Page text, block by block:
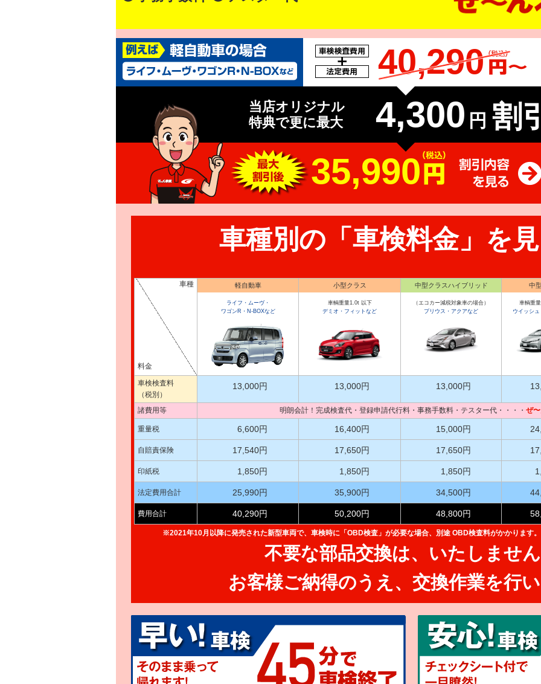
40,290
当店オリジナル
特典で更に最大
4,300 円 割
35,990
車種別の「車検料金」を
車種
料金
軽自動車
ライフ・ムーヴ・
ワゴンR・N-BOXなど
小型クラス
車輌重量1.0t 以下
デミオ・フィットなど
中型クラスハイブリッド
（エコカー減税対象車の場合）
プリウス・アクアなど
中
車輌重
ウイッシ
車検検査料
（税別）
13,000円 13,000円 13,000円
諸費用等 明朗会計！完成検査代・登録申請代行料・事務手数料・テスター代・・・・ ぜ
重量税 6,600円 16,400円 15,000円
自賠責保険 17,540円 17,650円 17,650円
印紙税 1,850円 1,850円 1,850円
法定費用合計 25,990円 35,900円 34,500円
費用合計 40,290円 50,200円 48,800円
※2021年10月以降に発売された新型車両で、 車検時に「OBD検査」が必要な場合、別途 OBD検査料がかかります。
不要な部品交換は、 いたしませ
お客様ご納得のうえ、 交換作業を行